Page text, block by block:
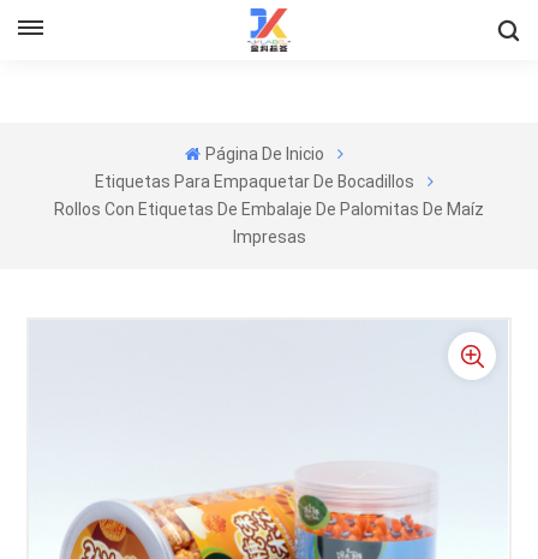
Página De Inicio
Etiquetas Para Empaquetar De Bocadillos
Rollos Con Etiquetas De Embalaje De Palomitas De Maíz
Impresas